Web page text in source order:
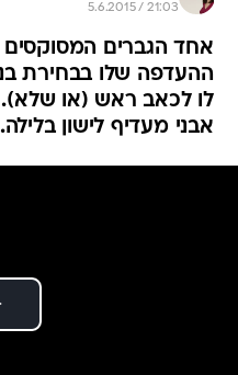
5.6.2015 / 21:03
אחד הגברים
ההעדפה שלו בבחירת
לו לכאב ראש (או שלא).
אבני מעדיף לישון